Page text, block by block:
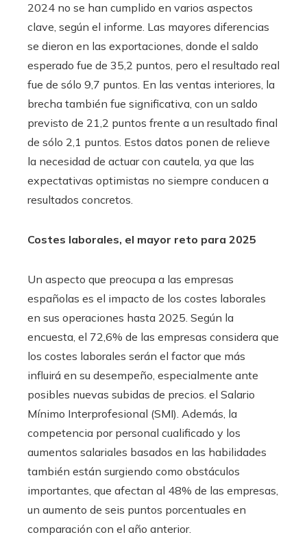
2024 no se han cumplido en varios aspectos
clave, según el informe. Las mayores diferencias
se dieron en las exportaciones, donde el saldo
esperado fue de 35,2 puntos, pero el resultado real
fue de sólo 9,7 puntos. En las ventas interiores, la
brecha también fue significativa, con un saldo
previsto de 21,2 puntos frente a un resultado final
de sólo 2,1 puntos. Estos datos ponen de relieve
la necesidad de actuar con cautela, ya que las
expectativas optimistas no siempre conducen a
resultados concretos.
Costes laborales, el mayor reto para 2025
Un aspecto que preocupa a las empresas
españolas es el impacto de los costes laborales
en sus operaciones hasta 2025. Según la
encuesta, el 72,6% de las empresas considera que
los costes laborales serán el factor que más
influirá en su desempeño, especialmente ante
posibles nuevas subidas de precios. el Salario
Mínimo Interprofesional (SMI). Además, la
competencia por personal cualificado y los
aumentos salariales basados ​​en las habilidades
también están surgiendo como obstáculos
importantes, que afectan al 48% de las empresas,
un aumento de seis puntos porcentuales en
comparación con el año anterior.